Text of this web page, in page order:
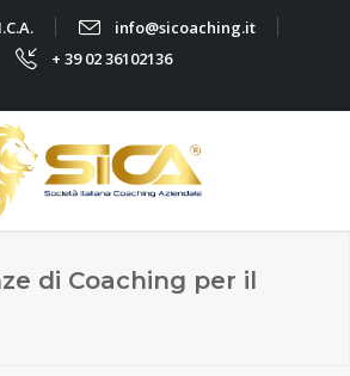
info@sicoaching.it
+ 39 02 36102136
di Coaching per il